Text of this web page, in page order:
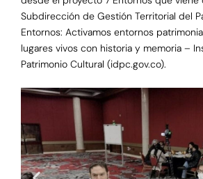
Subdirección de Gestión Territorial del
Entornos: Activamos entornos
lugares vivos con historia y memoria –
Patrimonio Cultural (idpc.gov.co).